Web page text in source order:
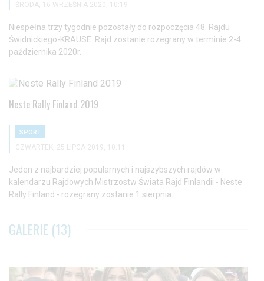
ŚRODA, 16 WRZEŚNIA 2020, 10:19
Niespełna trzy tygodnie pozostały do rozpoczęcia 48. Rajdu
Świdnickiego-KRAUSE. Rajd zostanie rozegrany w terminie 2-4
października 2020r.
Neste Rally Finland 2019
SPORT
CZWARTEK, 25 LIPCA 2019, 10:11
Jeden z najbardziej popularnych i najszybszych rajdów w
kalendarzu Rajdowych Mistrzostw Świata Rajd Finlandii - Neste
Rally Finland - rozegrany zostanie 1 sierpnia.
GALERIE (13)